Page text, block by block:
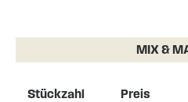
the
the
MIX &
Stückzahl Preis